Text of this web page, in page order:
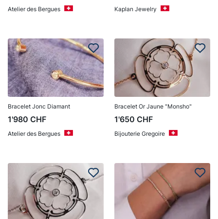
Atelier des Bergues Kaplan Jewelry
Bracelet Jonc Diamant
1'980 CHF
Atelier des Bergues
Bracelet Or Jaune "Monsho"
1'650 CHF
Bijouterie Gregoire